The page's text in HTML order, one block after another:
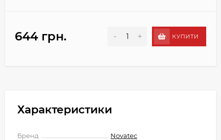
644 грн. - + КУПИТИ
Характеристики
Бренд
Novatec